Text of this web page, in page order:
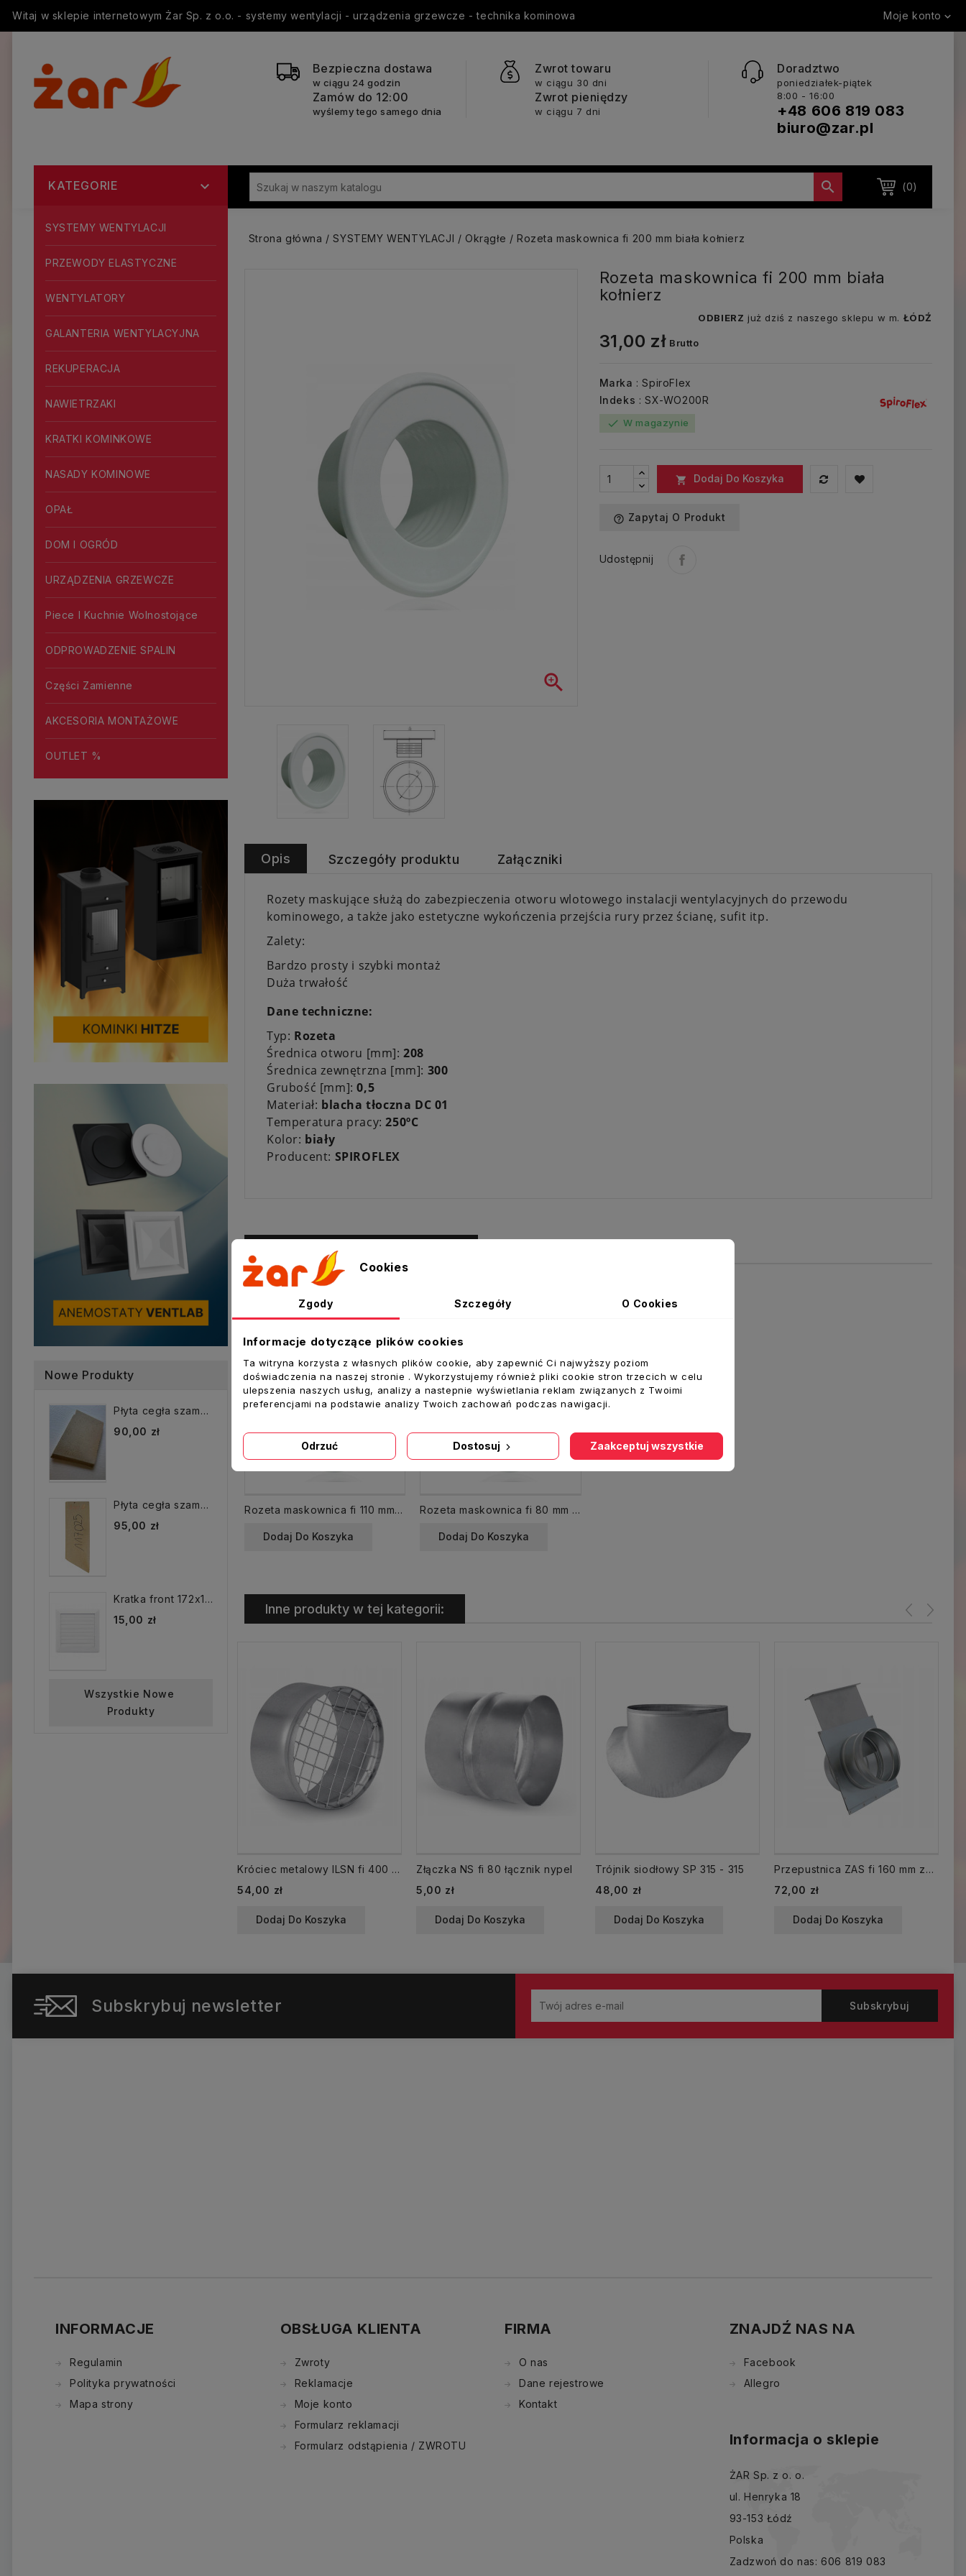
Witaj w sklepie internetowym Żar Sp. z o.o. - systemy wentylacji - urządzenia grzewcze - technika kominowa Moje konto 
Bezpieczna dostawa
w ciągu 24 godzin
Zamów do 12:00
wyślemy tego samego dnia
Zwrot towaru
w ciągu 30 dni
Zwrot pieniędzy
w ciągu 7 dni
Doradztwo
poniedziałek-piątek
8:00 - 16:00
+48 606 819 083
biuro@zar.pl
(0)

KATEGORIE 
SYSTEMY WENTYLACJI
PRZEWODY ELASTYCZNE
WENTYLATORY
GALANTERIA WENTYLACYJNA
REKUPERACJA
NAWIETRZAKI
KRATKI KOMINKOWE
NASADY KOMINOWE
OPAŁ
DOM I OGRÓD
URZĄDZENIA GRZEWCZE
Piece I Kuchnie Wolnostojące
ODPROWADZENIE SPALIN
Części Zamienne
AKCESORIA MONTAŻOWE
OUTLET %
Nowe Produkty
Płyta cegła szamotowa...
90,00 zł
Płyta cegła szamotowa...
95,00 zł
Kratka front 172x172 mm...
15,00 zł
Wszystkie Nowe
Produkty
Strona główna SYSTEMY WENTYLACJI Okrągłe Rozeta maskownica fi 200 mm biała kołnierz

Rozeta maskownica fi 200 mm biała
kołnierz
ODBIERZ już dziś z naszego sklepu w m. ŁÓDŹ
31,00 zł Brutto
Marka : SpiroFlex
Indeks : SX-WO200R
check W magazynie
 Dodaj Do Koszyka
help_outline Zapytaj O Produkt
Udostępnij
Opis Szczegóły produktu Załączniki
Rozety maskujące służą do zabezpieczenia otworu wlotowego instalacji wentylacyjnych do przewodu
kominowego, a także jako estetyczne wykończenia przejścia rury przez ścianę, sufit itp.
Zalety:
Bardzo prosty i szybki montaż
Duża trwałość
Dane techniczne:
Typ: Rozeta
Średnica otworu [mm]:208
Średnica zewnętrzna [mm]: 300
Grubość [mm]:0,5
Materiał: blacha tłoczna DC 01
Temperatura pracy:250ºC
Kolor: biały
Producent: SPIROFLEX
Sprzedaż krzyżowa produktów
Rozeta maskownica fi 110 mm biała kołnierz
Dodaj Do Koszyka
Rozeta maskownica fi 80 mm biała kołnierz
Dodaj Do Koszyka
Inne produkty w tej kategorii:
Króciec metalowy ILSN fi 400 kołnierz z siatką
Cena
54,00 zł
Dodaj Do Koszyka
Złączka NS fi 80 łącznik nypel
Cena
5,00 zł
Dodaj Do Koszyka
Trójnik siodłowy SP 315 - 315
Cena
48,00 zł
Dodaj Do Koszyka
Przepustnica ZAS fi 160 mm zasuwa gilotynowa
Cena
72,00 zł
Dodaj Do Koszyka
Subskrybuj newsletter
INFORMACJE
Regulamin
Polityka prywatności
Mapa strony
OBSŁUGA KLIENTA
Zwroty
Reklamacje
Moje konto
Formularz reklamacji
Formularz odstąpienia / ZWROTU
FIRMA
O nas
Dane rejestrowe
Kontakt
ZNAJDŹ NAS NA
Facebook
Allegro
Informacja o sklepie
ŻAR Sp. z o. o.
ul. Henryka 18
93-153 Łódź
Polska
Zadzwoń do nas: 606 819 083
Cookies
Zgody Szczegóły O Cookies
Informacje dotyczące plików cookies
Ta witryna korzysta z własnych plików cookie, aby zapewnić Ci najwyższy poziom
doświadczenia na naszej stronie . Wykorzystujemy również pliki cookie stron trzecich w celu
ulepszenia naszych usług, analizy a nastepnie wyświetlania reklam związanych z Twoimi
preferencjami na podstawie analizy Twoich zachowań podczas nawigacji.
Odrzuć Dostosuj Zaakceptuj wszystkie